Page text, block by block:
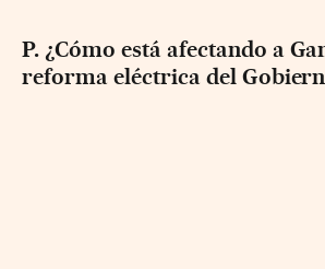
P. ¿Cómo está afectando a
reforma eléctrica del